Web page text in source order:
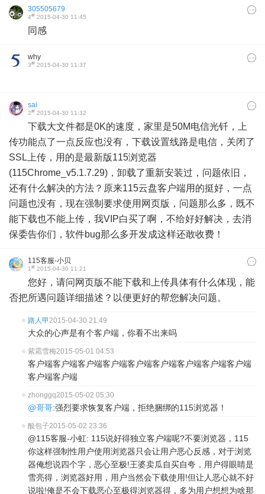
305505679
4# 2015-04-30 11:45
同感
why
3# 2015-04-30 11:37
sai
2# 2015-04-30 11:32
下载大文件都是0K的速度，家里是50M电信光钎，上
传功能点了一点反应也没有，下载设置线路是电信，关闭了
SSL上传，用的是最新版115浏览器
(115Chrome_v5.1.7.29)，卸载了重新安装过，问题依旧，
还有什么解决的方法？原来115云盘客户端用的挺好，一点
问题也没有，现在强制要求使用网页版，问题那么多，既不
能下载也不能上传，我VIP白买了啊，不给好好解决，去消
保委告你们，软件bug那么多开发成这样还敢收费！
115客服-小贝
1# 2015-04-30 11:21
您好，请问网页版不能下载和上传具体有什么体现，能
否把所遇问题详细描述？以便更好的帮您解决问题。
路人甲2015-04-30 21:49
大众的心声是有个客户端，你看不出来吗
紫霜雪梅2015-05-01 04:53
客户端客户端客户端客户端客户端客户端客户端客户端客户端
客户端客户端
zhonggq2015-05-02 05:30
@哥哥:强烈要求恢复客户端，拒绝捆绑的115浏览器！
酸包子2015-05-02 23:36
@115客服-小虹: 115说好得独立客户端呢?不要浏览器，115
你这样强制性用户使用浏览器只会让用户恶心反感，对于浏览
器俺想说四个字，恶心至极!王婆卖瓜自买自夸，用户得眼睛是
雪亮得，浏览器好用，用户当然会下载使用!但让人恶心就不好
说啦!俺是不会下载恶心至极得浏览器得，多为用户想想为啥那